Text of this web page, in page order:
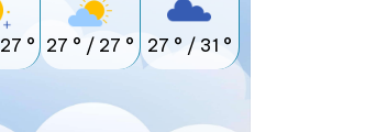
27 ° 27 ° / 27 ° 27 ° / 31 °